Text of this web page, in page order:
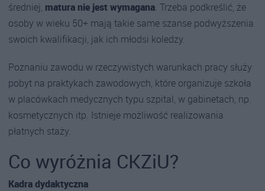
średniej, matura nie jest wymagana. Trzeba podkreślić, że
osoby w wieku 50+ mają takie same szanse podwyższenia
swoich kwalifikacji, jak ich młodsi koledzy.
Poznaniu zawodu w rzeczywistych warunkach pracy służy
pobyt na praktykach zawodowych, które organizuje szkoła
w placówkach medycznych typu szpital, w gabinetach, np.
kosmetycznych itp. Istnieje możliwość realizowania
płatnych staży.
Co wyróżnia CKZiU?
Kadra dydaktyczna